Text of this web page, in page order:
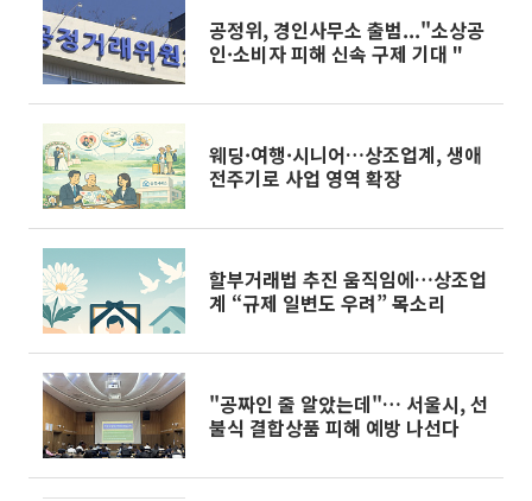
공정위, 경인사무소 출범..."소상공
인·소비자 피해 신속 구제 기대 "
웨딩·여행·시니어…상조업계, 생애
전주기로 사업 영역 확장
할부거래법 추진 움직임에…상조업
계 “규제 일변도 우려” 목소리
"공짜인 줄 알았는데"… 서울시, 선
불식 결합상품 피해 예방 나선다